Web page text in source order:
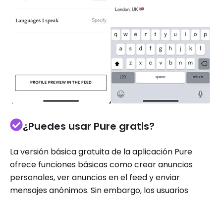
¿Puedes usar Pure gratis?
La versión básica gratuita de la aplicación Pure
ofrece funciones básicas como crear anuncios
personales, ver anuncios en el feed y enviar
mensajes anónimos. Sin embargo, los usuarios